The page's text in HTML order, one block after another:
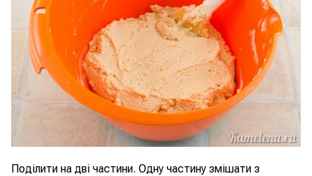
Поділити на дві частини. Одну частину змішати з